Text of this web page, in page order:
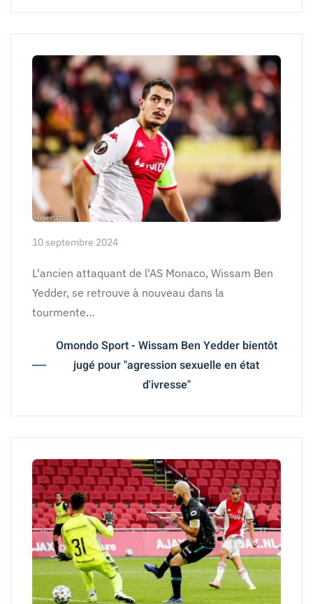
10 septembre 2024
L'ancien attaquant de l'AS Monaco, Wissam Ben
Yedder, se retrouve à nouveau dans la
tourmente…
Omondo Sport - Wissam Ben Yedder bientôt
jugé pour "agression sexuelle en état
d'ivresse"